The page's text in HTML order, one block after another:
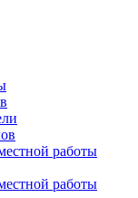
работы
работы